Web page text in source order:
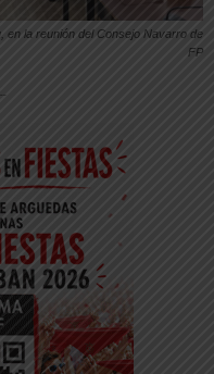
en la reunión del Consejo Navarro de
FP